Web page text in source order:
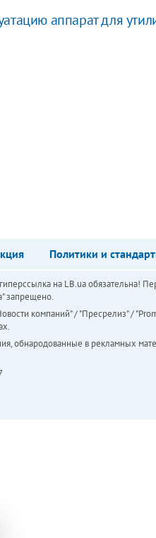
аппарат для
Политики и
на LB.ua обязательна!
запрещено.
компаний" / "Пресрелиз" /
обнародованные в рекламных